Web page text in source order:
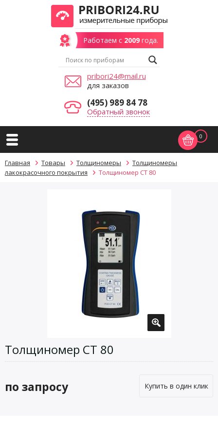
Работаем с 2009года.
pribori24@mail.ru
для заказов
(495) 989 84 78
Обратный звонок
0
Главная Товары Толщиномеры
Толщиномеры
лакокрасочного покрытия
Толщиномер CT 80
Толщиномер CT 80
по запросу Купить в один клик